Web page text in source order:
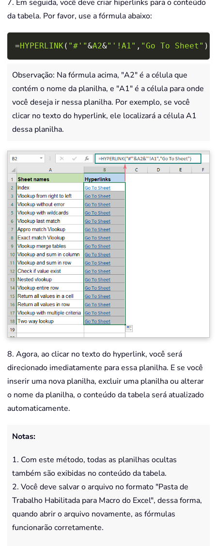
7. Em seguida, você deve criar hiperlinks para o conteúdo
da tabela. Por favor, use a fórmula abaixo:
=HYPERLINK( "#'"&A2&"'!A1" , "Go To Sheet" )
Copy
Observação: Na fórmula acima, "A2" é a célula que
contém o nome da planilha, e "A1" é a célula para onde
você deseja ir nessa planilha. Por exemplo, se você
clicar no texto do hyperlink, ele localizará a célula A1
dessa planilha.
8. Agora, ao clicar no texto do hyperlink, você será
direcionado imediatamente para essa planilha. E se você
inserir uma nova planilha, excluir uma planilha ou alterar
o nome da planilha, o conteúdo da tabela será atualizado
automaticamente.
Notas:
1. Com este método, todas as planilhas ocultas
também são exibidas no conteúdo da tabela.
2. Você deve salvar o arquivo no formato "Pasta de
Trabalho Habilitada para Macro do Excel", dessa forma,
quando abrir o arquivo novamente, as fórmulas
funcionarão corretamente.